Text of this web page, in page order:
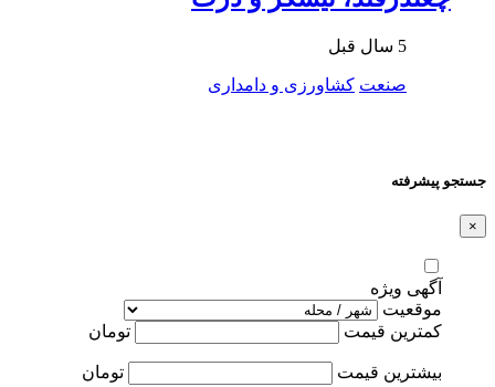
5 سال قبل
صنعت کشاورزی و دامداری
جستجو پیشرفته
×
آگهی ویژه
موقعیت
کمترین قیمت
تومان
بیشترین قیمت تومان